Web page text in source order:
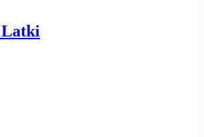
Latki